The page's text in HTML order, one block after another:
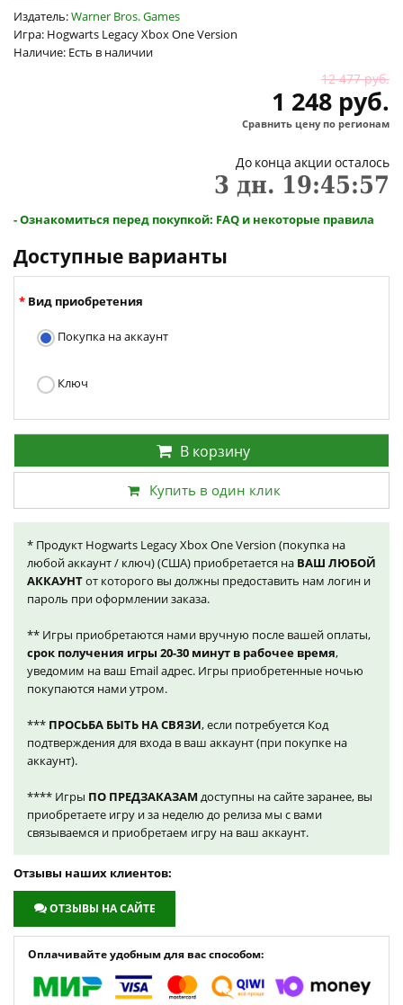
Издатель:Warner Bros. Games
Игра: Hogwarts Legacy Xbox One Version
Наличие: Есть в наличии
12 477 руб.
1 248 руб.
Сравнить цену по регионам
До конца акции осталось
3 дн. 19:45:56
- Ознакомиться перед покупкой: FAQ и некоторые правила
Доступные варианты
Вид приобретения
Покупка на аккаунт
Ключ
В корзину
Купить в один клик
* Продукт Hogwarts Legacy Xbox One Version (покупка на
любой аккаунт / ключ) (США) приобретается на ВАШ ЛЮБОЙ
АККАУНТот которого вы должны предоставить нам логин и
пароль при оформлении заказа.
** Игры приобретаются нами вручную после вашей оплаты,
срок получения игры 20-30 минут в рабочее время,
уведомим на ваш Email адрес. Игры приобретенные ночью
покупаются нами утром.
*** ПРОСЬБА БЫТЬ НА СВЯЗИ, если потребуется Код
подтверждения для входа в ваш аккаунт (при покупке на
аккаунт).
**** Игры ПО ПРЕДЗАКАЗАМ доступны на сайте заранее, вы
приобретаете игру и за неделю до релиза мы с вами
связываемся и приобретаем игру на ваш аккаунт.
Отзывы наших клиентов:
ОТЗЫВЫ НА САЙТЕ
Оплачивайте удобным для вас способом: